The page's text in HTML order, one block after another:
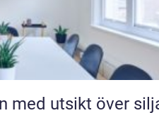
tällberg möten med utsikt över